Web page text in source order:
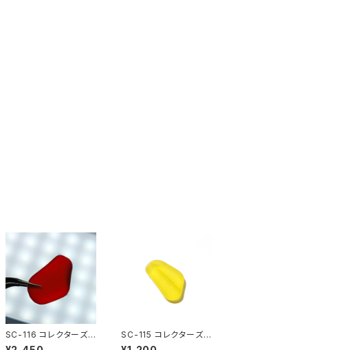
SC-116 コレクターズ
シーグラス（ワインレッ
SC-115 コレクターズ
シーグラス (黄色)